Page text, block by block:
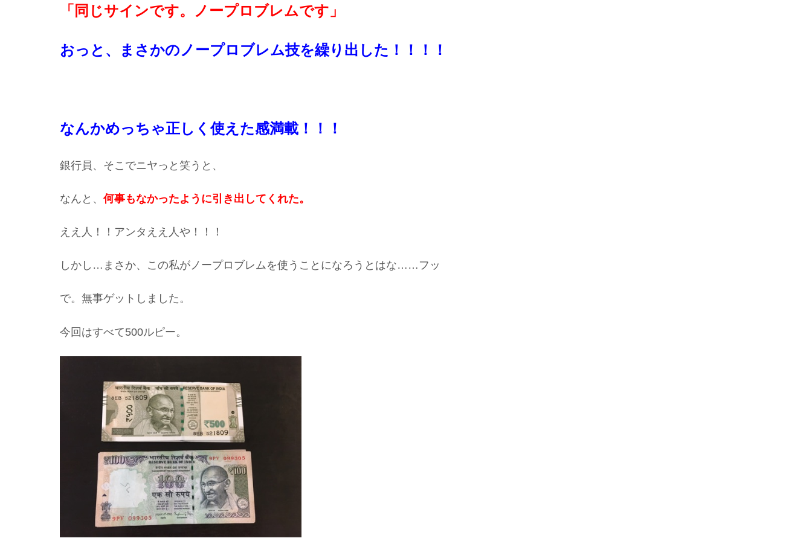
「同じサインです。ノープロブレムです」
おっと、まさかのノープロブレム技を繰り出した！！！！
なんかめっちゃ正しく使えた感満載！！！
銀行員、そこでニヤっと笑うと、
なんと、 何事もなかったように引き出してくれた。
ええ人！！アンタええ人や！！！
しかし…まさか、この私がノープロブレムを使うことになろうとはな……フッ
で。無事ゲットしました。
今回はすべて500ルピー。